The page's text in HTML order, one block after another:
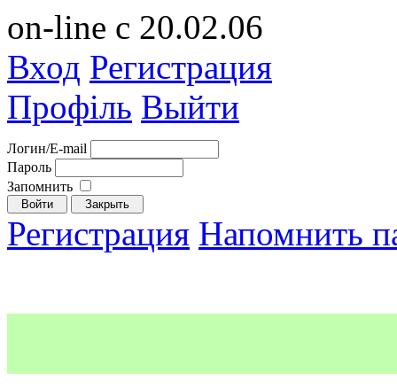
on-line с 20.02.06
Вход Регистрация
Профіль Выйти
Логин/E-mail
Пароль
Запомнить
Регистрация Напомнить